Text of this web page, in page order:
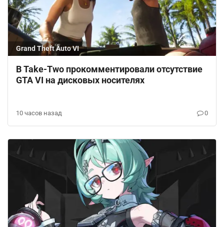
Grand Theft Auto VI
В Take-Two прокомментировали отсутствие
GTA VI на дисковых носителях
10 часов назад 0